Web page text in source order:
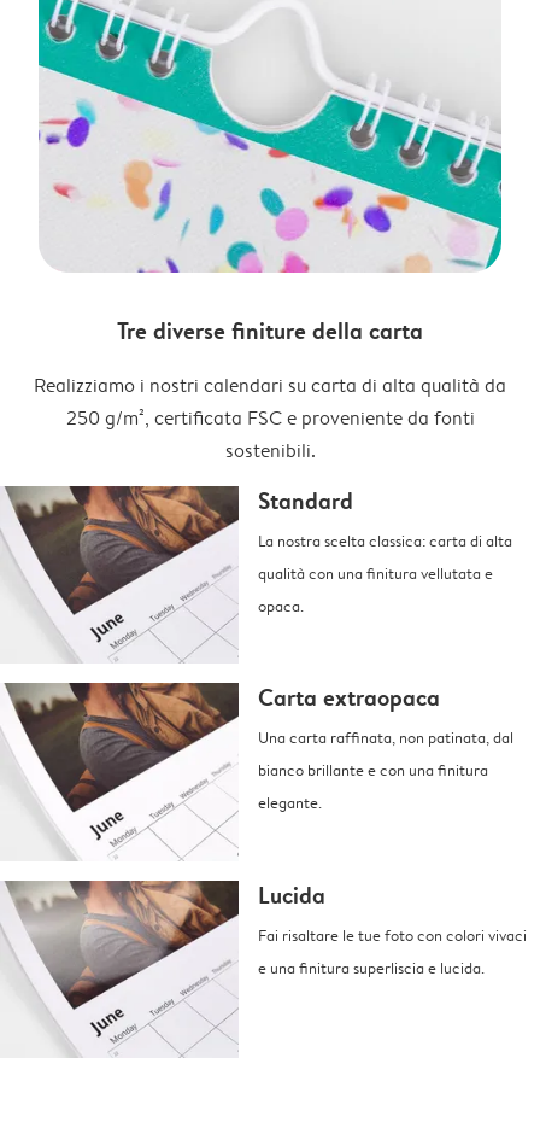
Tre diverse finiture della carta
Realizziamo i nostri calendari su carta di alta qualità da
250 g/m², certificata FSC e proveniente da fonti
sostenibili.
Standard
La nostra scelta classica: carta di alta
qualità con una finitura vellutata e
opaca.
Carta extraopaca
Una carta raffinata, non patinata, dal
bianco brillante e con una finitura
elegante.
Lucida
Fai risaltare le tue foto con colori vivaci
e una finitura superliscia e lucida.